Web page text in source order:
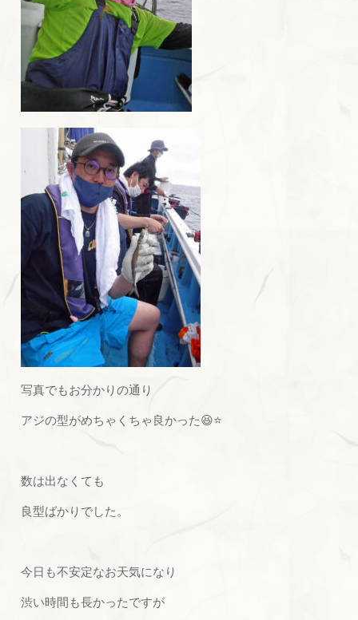
写真でもお分かりの通り
アジの型がめちゃくちゃ良かった😆⭐
数は出なくても
良型ばかりでした。
今日も不安定なお天気になり
渋い時間も長かったですが